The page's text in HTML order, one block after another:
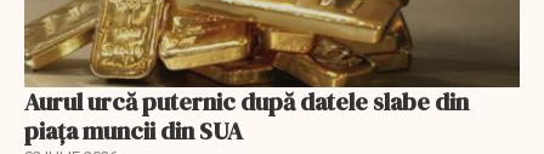
Aurul urcă puternic după datele slabe din
piața muncii din SUA